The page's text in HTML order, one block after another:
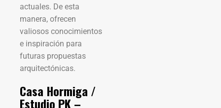
actuales. De esta
manera, ofrecen
valiosos conocimientos
e inspiración para
futuras propuestas
arquitectónicas.
Casa Hormiga /
Estudio PK –